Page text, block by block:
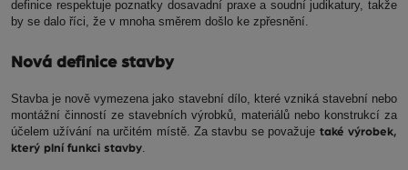
definice respektuje poznatky dosavadní praxe a soudní judikatury, takže
by se dalo říci, že v mnoha směrem došlo ke zpřesnění.
Nová definice stavby
Stavba je nově vymezena jako stavební dílo, které vzniká stavební nebo
montážní činností ze stavebních výrobků, materiálů nebo konstrukcí za
účelem užívání na určitém místě. Za stavbu se považuje také výrobek,
který plní funkci stavby